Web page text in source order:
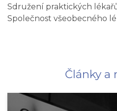
Sdružení praktických
Společnost všeobecného
Články a